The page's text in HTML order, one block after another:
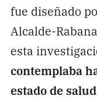
fue diseñado
Alcalde-
esta
contemplaba
estado de